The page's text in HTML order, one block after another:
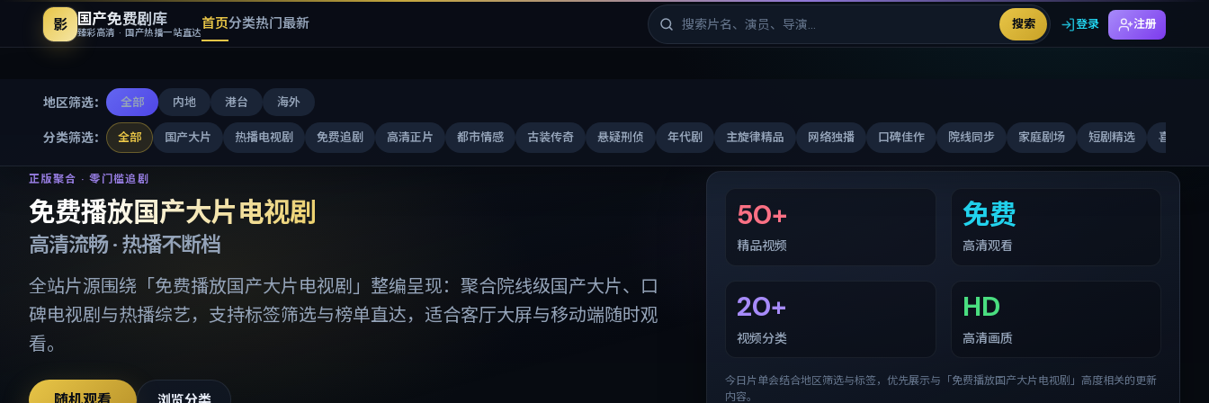
影 国产免费剧库
臻彩高清 · 国产热播一站直达
首页分类热门最新 搜索 登录 注册
地区筛选： 全部 内地 港台 海外
分类筛选： 全部 国产大片 热播电视剧 免费追剧 高清正片 都市情感 古装传奇 悬疑刑侦 年代剧 主旋律精品 网络独播 口碑佳作 院线同步 家庭剧场 短剧精选 喜剧合家
免费播放国产大片电视剧-国产免费剧库
正版聚合 · 零门槛追剧
免费播放国产大片电视剧
高清流畅 · 热播不断档
全站片源围绕「免费播放国产大片电视剧 」整编呈现：聚合院线级国产大片、口
碑电视剧与热播综艺，支持标签筛选与榜单直达，适合客厅大屏与移动端随时观
看。
50+
精品视频
免费
高清观看
20+
视频分类
HD
高清画质
今日片单会结合地区筛选与标签，优先展示与「免费播放国产大片电视剧 」高度相关的更新
内容。